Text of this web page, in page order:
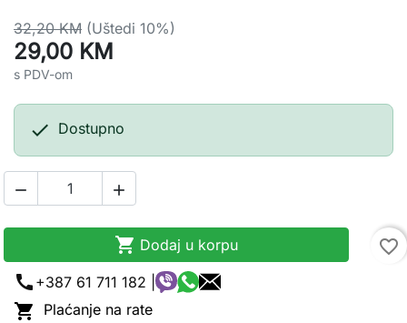
32,20 KM (Uštedi 10%)
29,00 KM
s PDV-om
 Dostupno
 
 Dodaj u korpu
favorite_border
call +387 61 711 182 |
 Plaćanje na rate